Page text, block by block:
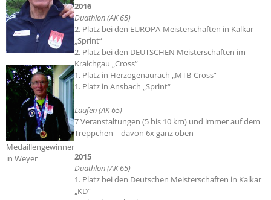
Medaillengewinner
in Weyer
2016
Duathlon (AK 65)
2. Platz bei den EUROPA-Meisterschaften in Kalkar
„Sprint“
2. Platz bei den DEUTSCHEN Meisterschaften im
Kraichgau „Cross“
1. Platz in Herzogenaurach „MTB-Cross“
1. Platz in Ansbach „Sprint“
Laufen (AK 65)
7 Veranstaltungen (5 bis 10 km) und immer auf dem
Treppchen – davon 6x ganz oben
2015
Duathlon (AK 65)
1. Platz bei den Deutschen Meisterschaften in Kalkar
„KD“